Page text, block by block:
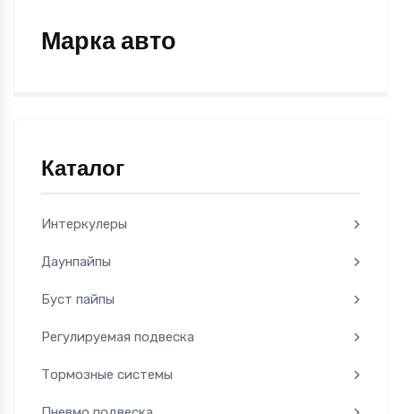
Марка авто
Каталог
Интеркулеры
Даунпайпы
Буст пайпы
Регулируемая подвеска
Тормозные системы